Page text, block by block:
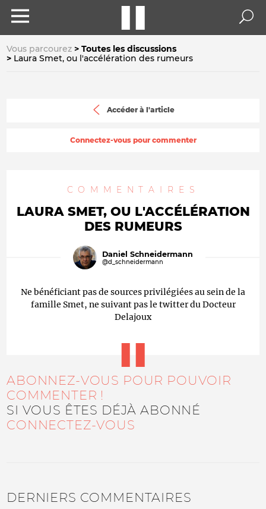
Vous parcourez
Toutes les discussions
Laura Smet, ou l'accélération des rumeurs
Accéder à l'article
Connectez-vous pour commenter
COMMENTAIRES
LAURA SMET, OU L'ACCÉLÉRATION
DES RUMEURS
Daniel Schneidermann
@d_schneidermann
Ne bénéficiant pas de sources privilégiées au sein de la
famille Smet, ne suivant pas le twitter du Docteur
Delajoux
ABONNEZ-VOUS POUR POUVOIR
COMMENTER !
SI VOUS ÊTES DÉJÀ ABONNÉ
CONNECTEZ-VOUS
DERNIERS COMMENTAIRES